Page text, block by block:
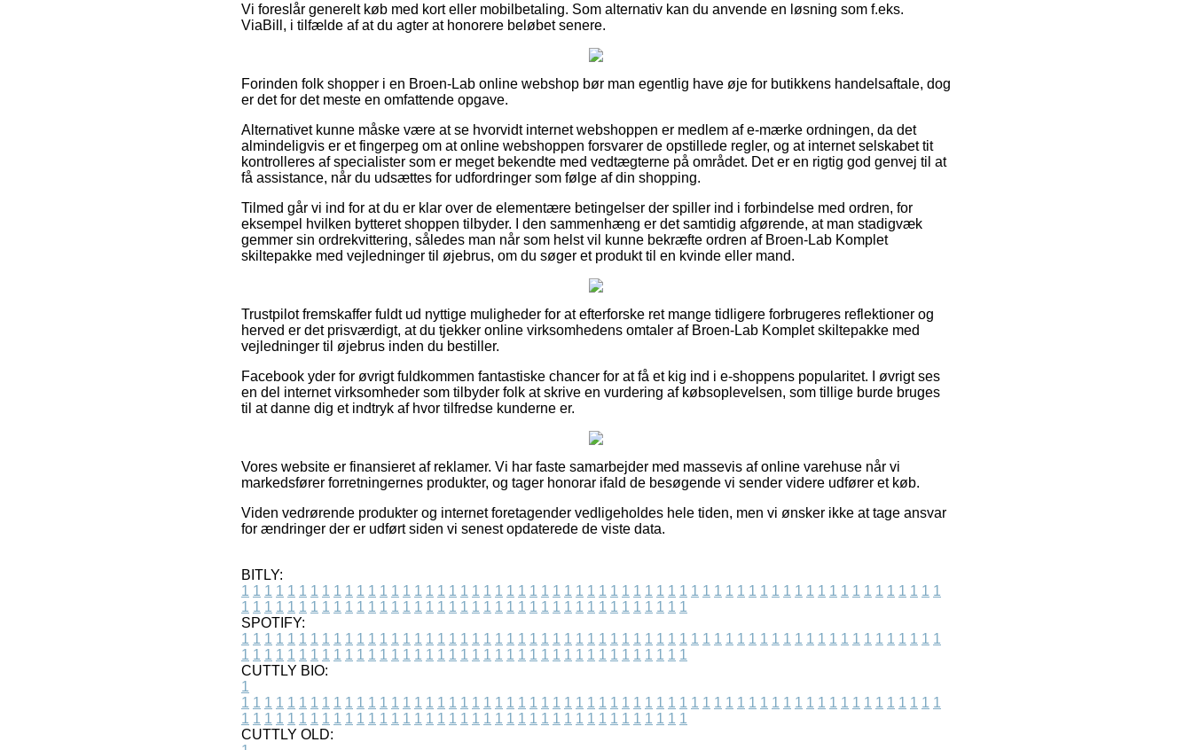
Vi foreslår generelt køb med kort eller mobilbetaling. Som alternativ kan du anvende en løsning som f.eks.
ViaBill, i tilfælde af at du agter at honorere beløbet senere.
Forinden folk shopper i en Broen-Lab online webshop bør man egentlig have øje for butikkens handelsaftale, dog
er det for det meste en omfattende opgave.
Alternativet kunne måske være at se hvorvidt internet webshoppen er medlem af e-mærke ordningen, da det
almindeligvis er et fingerpeg om at online webshoppen forsvarer de opstillede regler, og at internet selskabet tit
kontrolleres af specialister som er meget bekendte med vedtægterne på området. Det er en rigtig god genvej til at
få assistance, når du udsættes for udfordringer som følge af din shopping.
Tilmed går vi ind for at du er klar over de elementære betingelser der spiller ind i forbindelse med ordren, for
eksempel hvilken bytteret shoppen tilbyder. I den sammenhæng er det samtidig afgørende, at man stadigvæk
gemmer sin ordrekvittering, således man når som helst vil kunne bekræfte ordren af Broen-Lab Komplet
skiltepakke med vejledninger til øjebrus, om du søger et produkt til en kvinde eller mand.
Trustpilot fremskaffer fuldt ud nyttige muligheder for at efterforske ret mange tidligere forbrugeres reflektioner og
herved er det prisværdigt, at du tjekker online virksomhedens omtaler af Broen-Lab Komplet skiltepakke med
vejledninger til øjebrus inden du bestiller.
Facebook yder for øvrigt fuldkommen fantastiske chancer for at få et kig ind i e-shoppens popularitet. I øvrigt ses
en del internet virksomheder som tilbyder folk at skrive en vurdering af købsoplevelsen, som tillige burde bruges
til at danne dig et indtryk af hvor tilfredse kunderne er.
Vores website er finansieret af reklamer. Vi har faste samarbejder med massevis af online varehuse når vi
markedsfører forretningernes produkter, og tager honorar ifald de besøgende vi sender videre udfører et køb.
Viden vedrørende produkter og internet foretagender vedligeholdes hele tiden, men vi ønsker ikke at tage ansvar
for ændringer der er udført siden vi senest opdaterede de viste data.
BITLY:
1 1 1 1 1 1 1 1 1 1 1 1 1 1 1 1 1 1 1 1 1 1 1 1 1 1 1 1 1 1 1 1 1 1 1 1 1 1 1 1 1 1 1 1 1 1 1 1 1 1 1 1 1 1 1 1 1 1 1 1 1
1 1 1 1 1 1 1 1 1 1 1 1 1 1 1 1 1 1 1 1 1 1 1 1 1 1 1 1 1 1 1 1 1 1 1 1 1 1 1
SPOTIFY:
1 1 1 1 1 1 1 1 1 1 1 1 1 1 1 1 1 1 1 1 1 1 1 1 1 1 1 1 1 1 1 1 1 1 1 1 1 1 1 1 1 1 1 1 1 1 1 1 1 1 1 1 1 1 1 1 1 1 1 1 1
1 1 1 1 1 1 1 1 1 1 1 1 1 1 1 1 1 1 1 1 1 1 1 1 1 1 1 1 1 1 1 1 1 1 1 1 1 1 1
CUTTLY BIO:
1
1 1 1 1 1 1 1 1 1 1 1 1 1 1 1 1 1 1 1 1 1 1 1 1 1 1 1 1 1 1 1 1 1 1 1 1 1 1 1 1 1 1 1 1 1 1 1 1 1 1 1 1 1 1 1 1 1 1 1 1 1
1 1 1 1 1 1 1 1 1 1 1 1 1 1 1 1 1 1 1 1 1 1 1 1 1 1 1 1 1 1 1 1 1 1 1 1 1 1 1
CUTTLY OLD: